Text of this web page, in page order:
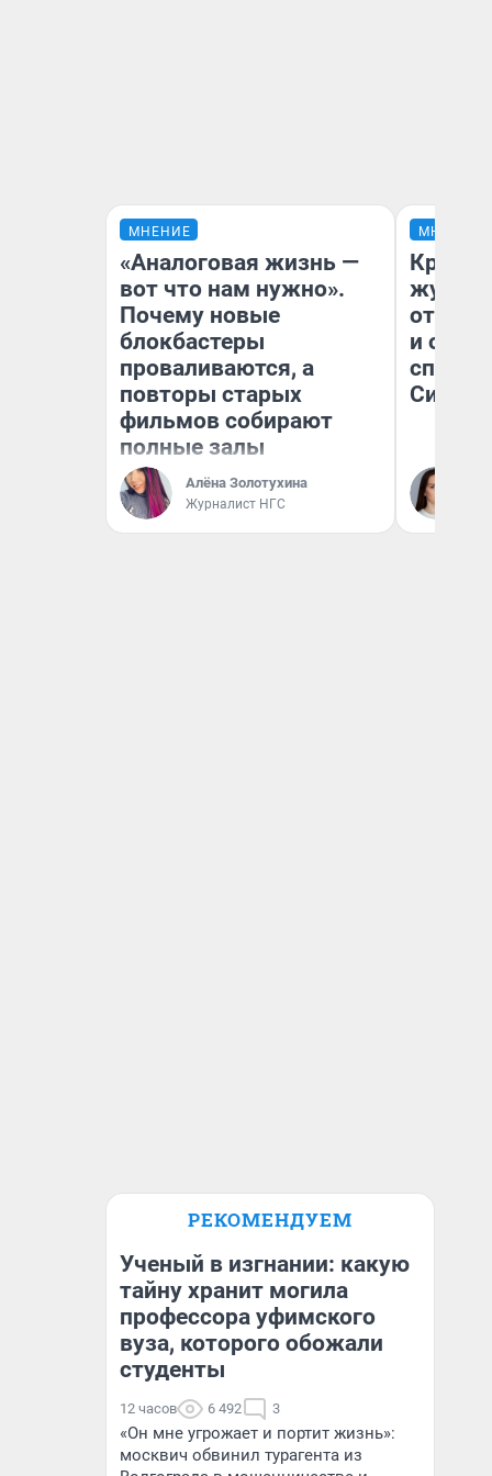
МНЕНИЕ
«Аналоговая жизнь —
вот что нам нужно».
Почему новые
блокбастеры
проваливаются, а
повторы старых
фильмов собирают
полные залы
Алёна Золотухина
Журналист НГС
МНЕНИЕ
и
споре
РЕКОМЕНДУЕМ
Ученый в изгнании: какую
тайну хранит могила
профессора уфимского
вуза, которого обожали
студенты
12 часов 6 492 3
«Он мне угрожает и портит жизнь»:
москвич обвинил турагента из